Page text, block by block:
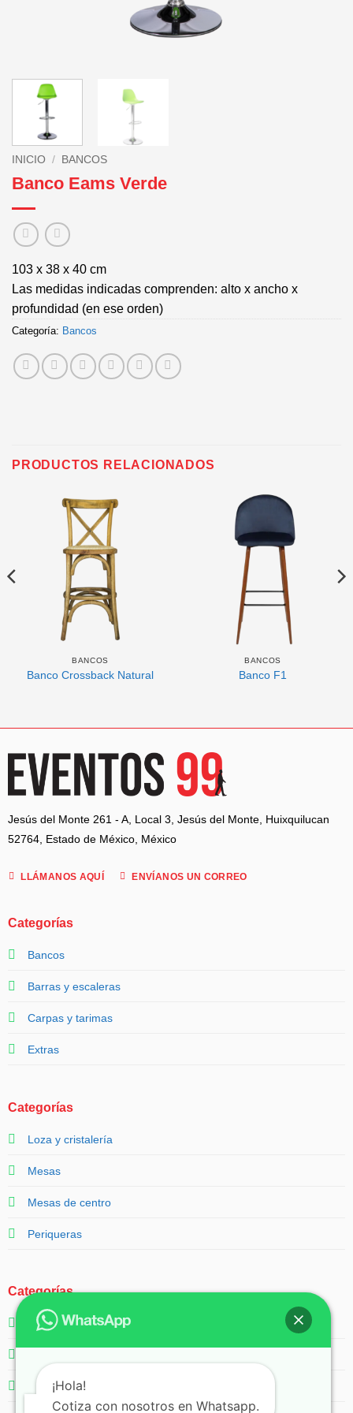
INICIO / BANCOS
Banco Eams Verde
103 x 38 x 40 cm
Las medidas indicadas comprenden: alto x ancho x
profundidad (en ese orden)
Categoría: Bancos
PRODUCTOS RELACIONADOS
BANCOS
Banco Crossback Natural
BANCOS
Banco F1
Jesús del Monte 261 - A, Local 3, Jesús del Monte, Huixquilucan
52764, Estado de México, México
LLÁMANOS AQUÍ ENVÍANOS UN CORREO
Categorías
Bancos
Barras y escaleras
Carpas y tarimas
Extras
Categorías
Loza y cristalería
Mesas
Mesas de centro
Periqueras
Categorías
Salas
Sillas¡Hola!
Cotiza con nosotros en Whatsapp.